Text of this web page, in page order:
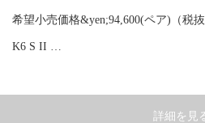
希望小売価格&yen;94,600(ペア)（税
K6 S II …
詳細を見